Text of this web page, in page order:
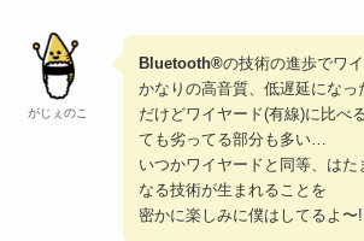
がじぇのこ
Bluetooth®の技術の進歩でワ
かなりの高音質、低遅延になっ
だけどワイヤード(有線)に比べ
ても劣ってる部分も多い…
いつかワイヤードと同等、はた
なる技術が生まれることを
密かに楽しみに僕はしてるよ〜